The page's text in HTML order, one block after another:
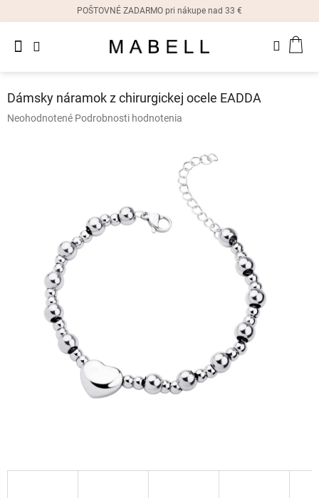
POŠTOVNÉ ZADARMO pri nákupe nad 33 €
Dámske
náušnice
Ostatné
Dámsky náramok z chirurgickej ocele EADDA
Priemerné
Neohodnotené Podrobnosti hodnotenia